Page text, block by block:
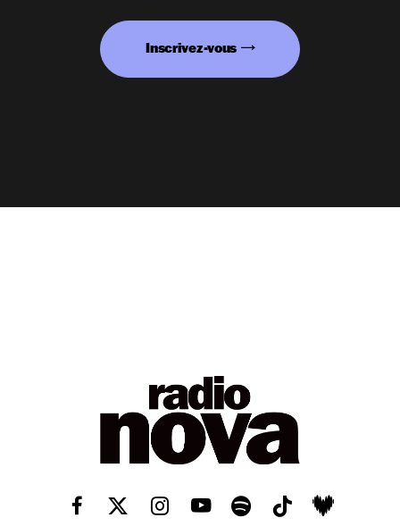
Inscrivez-vous